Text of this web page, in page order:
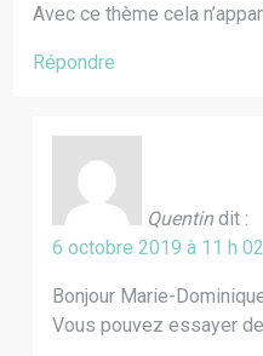
Avec ce thème cela
Répondre
Quentin dit :
6 octobre 2019 à 11 h
Bonjour Marie-
Vous pouvez essayer